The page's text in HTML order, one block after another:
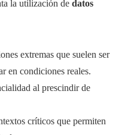
la utilización de datos
extremas que suelen ser
en condiciones reales.
al prescindir de
críticos que permiten